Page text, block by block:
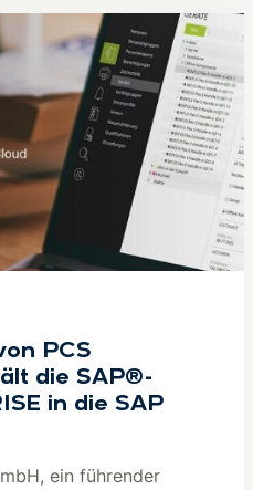
PCS
die SAP®-
in die SAP
ein führender